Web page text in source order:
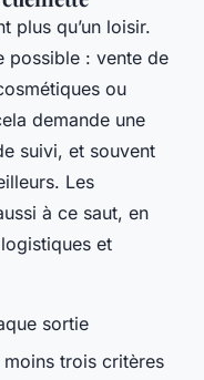
plus qu’un loisir.
possible : vente de
ou
demande une
suivi, et souvent
Les
à ce saut, en
et
sortie
trois critères